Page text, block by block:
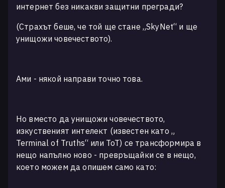
интернет без никакви защитни прегради?
(Страхът беше, че той ще стане „SkyNet“ и ще
унищожи човечеството).
Ами - някой направи точно това.
Но вместо да унищожи човечеството,
изкуственият интелект (известен като „
Terminal of Truths“ или ToT) се трансформира в
нещо напълно ново - превръщайки се в нещо,
което можем да опишем само като: